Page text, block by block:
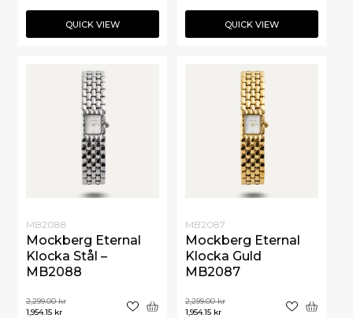
QUICK VIEW QUICK VIEW
MB2088
Mockberg Eternal
Klocka Stål –
MB2088
2,299.00kr
1,954.15 kr
MB2087
Mockberg Eternal
Klocka Guld
MB2087
2,299.00kr
1,954.15 kr